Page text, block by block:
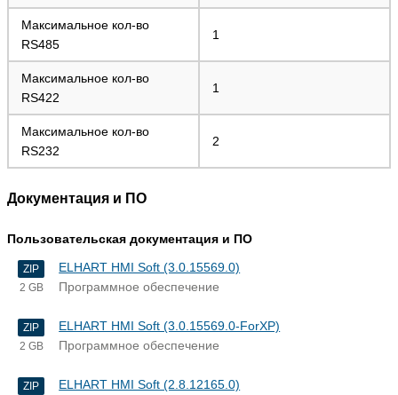
Максимальное кол-во
RS485
1
Максимальное кол-во
RS422
1
Максимальное кол-во
RS232
2
Документация и ПО
Пользовательская документация и ПО
ZIP
2 GB
ELHART HMI Soft (3.0.15569.0)
Программное обеспечение
ZIP
2 GB
ELHART HMI Soft (3.0.15569.0-ForXP)
Программное обеспечение
ZIP
ELHART HMI Soft (2.8.12165.0)